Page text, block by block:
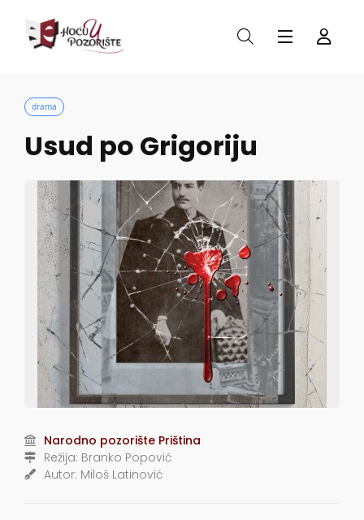
drama
Usud po Grigoriju
Narodno pozorište Priština
Režija: Branko Popović
Autor: Miloš Latinović